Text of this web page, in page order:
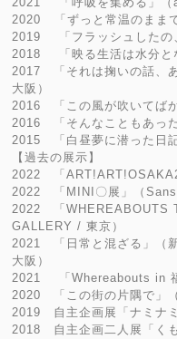
2020 「ずっと常温のまま
2019 「フラッシュしたの
2018 「映る生活は水分と
2017 「それは掬いの話、
大阪）
2016 「この風が吹いてば
2016 「そんなこともあっ
2015 「白昼夢に潜った日
【過去の展示】
2022 「
2022 「MINI〇展」（
2022 「WHEREABOUTS
GALLERY / 東京）
2021 「日常と混ざる」（
大阪）
2021 「Whereabouts in
2020 「この街の片隅で」
2019 自主企画展「ナミナ
2018 自主企画二人展「く